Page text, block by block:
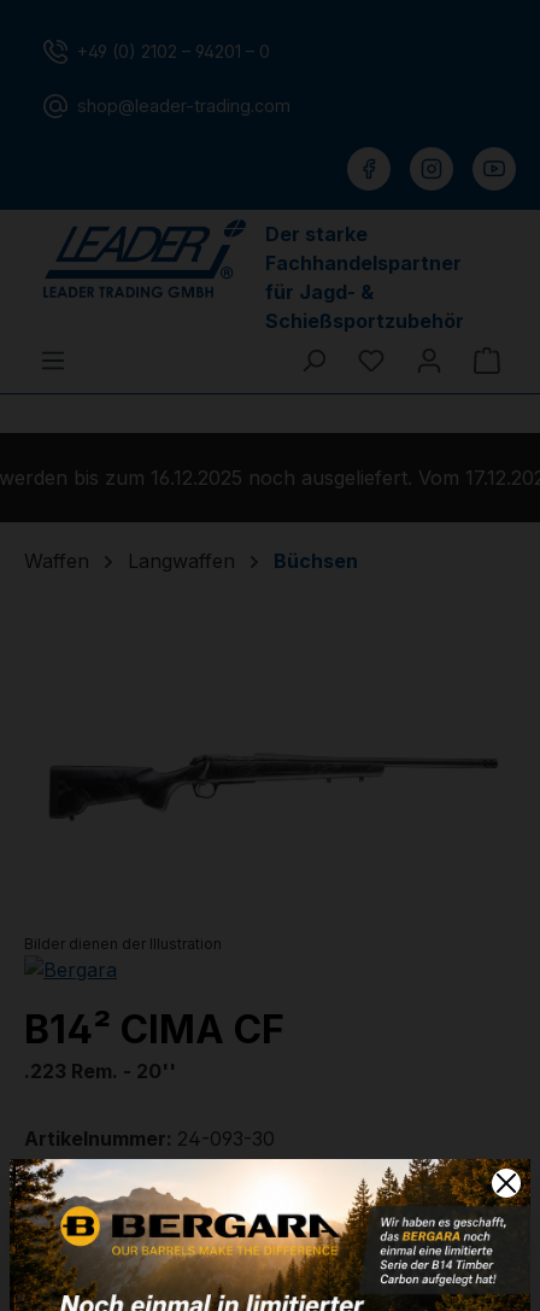
+49 (0) 2102 – 94201 – 0
shop@leader-trading.com
Der starke
Fachhandelspartner
für Jagd- &
Schießsportzubehör
Du hast 0
bis zum 16.12.2025 noch ausgeliefert. Vom
Waffen Langwaffen Büchsen
Bilder dienen der Illustration
B14² CIMA CF
.223 Rem. - 20''
Artikelnummer: 24-093-30
Weitere Informationen
✔5/8-24 UNEF
✔Steckmagazin 7+1 / AICS kompatibel